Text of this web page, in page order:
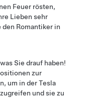
Feuer rösten,
Lieben sehr
Romantiker in
Sie drauf haben!
zur
um in der Tesla
und sie zu